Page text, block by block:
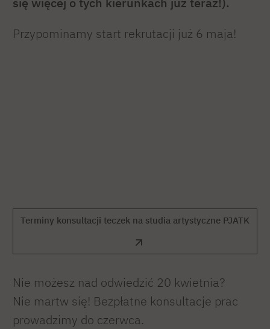
Przypominamy start rekrutacji już 6 maja!
Terminy konsultacji teczek na studia artystyczne PJATK
Nie możesz nad odwiedzić 20 kwietnia?
Nie martw się! Bezpłatne konsultacje prac
prowadzimy do czerwca.